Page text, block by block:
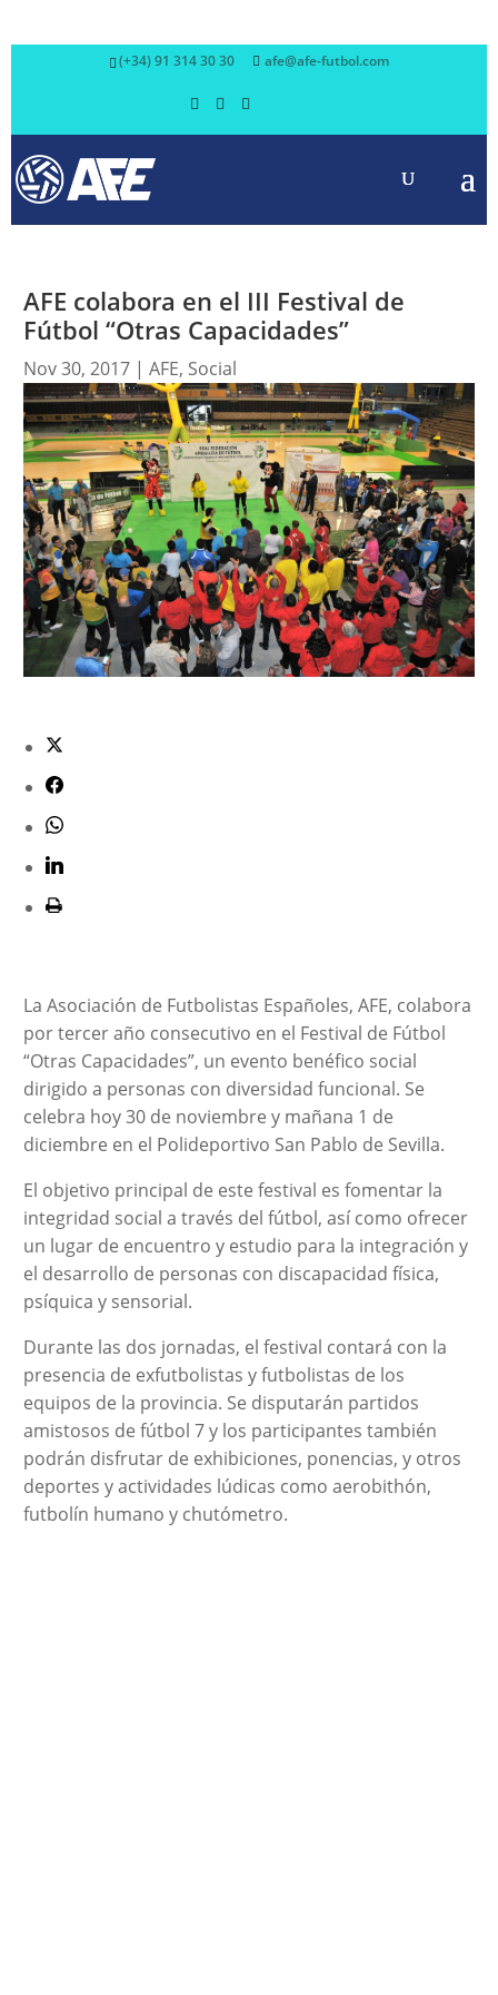
(+34) 91 314 30 30 afe@afe-futbol.com
AFE colabora en el III Festival de
Fútbol “Otras Capacidades”
Nov 30, 2017| AFE, Social
La Asociación de Futbolistas Españoles, AFE, colabora
por tercer año consecutivo en el Festival de Fútbol
“Otras Capacidades”, un evento benéfico social
dirigido a personas con diversidad funcional. Se
celebra hoy 30 de noviembre y mañana 1 de
diciembre en el Polideportivo San Pablo de Sevilla.
El objetivo principal de este festival es fomentar la
integridad social a través del fútbol, así como ofrecer
un lugar de encuentro y estudio para la integración y
el desarrollo de personas con discapacidad física,
psíquica y sensorial.
Durante las dos jornadas, el festival contará con la
presencia de exfutbolistas y futbolistas de los
equipos de la provincia. Se disputarán partidos
amistosos de fútbol 7 y los participantes también
podrán disfrutar de exhibiciones, ponencias, y otros
deportes y actividades lúdicas como aerobithón,
futbolín humano y chutómetro.